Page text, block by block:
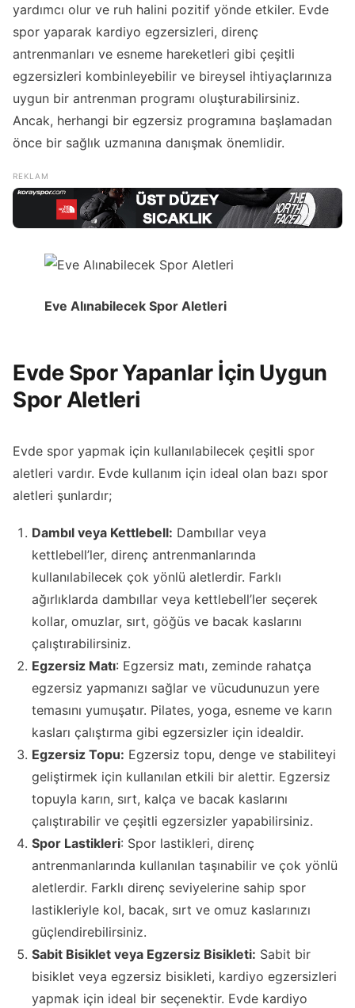
yardımcı olur ve ruh halini pozitif yönde etkiler. Evde
spor yaparak kardiyo egzersizleri, direnç
antrenmanları ve esneme hareketleri gibi çeşitli
egzersizleri kombinleyebilir ve bireysel ihtiyaçlarınıza
uygun bir antrenman programı oluşturabilirsiniz.
Ancak, herhangi bir egzersiz programına başlamadan
önce bir sağlık uzmanına danışmak önemlidir.
Eve Alınabilecek Spor Aletleri
Evde Spor Yapanlar İçin Uygun
Spor Aletleri
Evde spor yapmak için kullanılabilecek çeşitli spor
aletleri vardır. Evde kullanım için ideal olan bazı spor
aletleri şunlardır;
Dambıl veya Kettlebell: Dambıllar veya
kettlebell’ler, direnç antrenmanlarında
kullanılabilecek çok yönlü aletlerdir. Farklı
ağırlıklarda dambıllar veya kettlebell’ler seçerek
kollar, omuzlar, sırt, göğüs ve bacak kaslarını
çalıştırabilirsiniz.
Egzersiz Matı: Egzersiz matı, zeminde rahatça
egzersiz yapmanızı sağlar ve vücudunuzun yere
temasını yumuşatır. Pilates, yoga, esneme ve karın
kasları çalıştırma gibi egzersizler için idealdir.
Egzersiz Topu: Egzersiz topu, denge ve stabiliteyi
geliştirmek için kullanılan etkili bir alettir. Egzersiz
topuyla karın, sırt, kalça ve bacak kaslarını
çalıştırabilir ve çeşitli egzersizler yapabilirsiniz.
Spor Lastikleri: Spor lastikleri, direnç
antrenmanlarında kullanılan taşınabilir ve çok yönlü
aletlerdir. Farklı direnç seviyelerine sahip spor
lastikleriyle kol, bacak, sırt ve omuz kaslarınızı
güçlendirebilirsiniz.
Sabit Bisiklet veya Egzersiz Bisikleti: Sabit bir
bisiklet veya egzersiz bisikleti, kardiyo egzersizleri
yapmak için ideal bir seçenektir. Evde kardiyo